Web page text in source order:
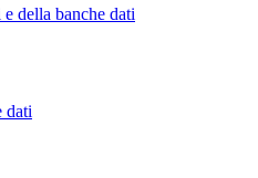
della banche dati
dati